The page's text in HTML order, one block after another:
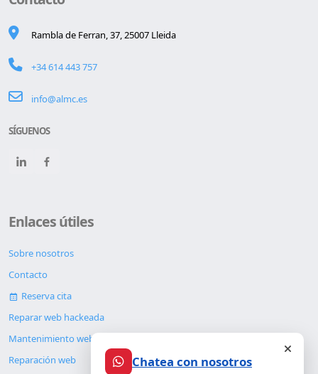
Rambla de Ferran, 37, 25007 Lleida
+34 614 443 757
info@almc.es
SÍGUENOS
Enlaces útiles
Sobre nosotros
Contacto
Reserva cita
Reparar web hackeada
Mantenimiento web
Reparación web
Chatea con nosotros